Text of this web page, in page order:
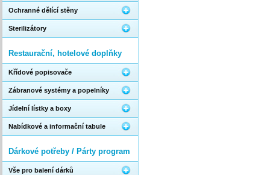
Ochranné dělící stěny
Sterilizátory
Restaurační, hotelové doplňky
Křídové popisovače
Zábranové systémy a popelníky
Jídelní lístky a boxy
Nabídkové a informační tabule
Dárkové potřeby / Párty program
Vše pro balení dárků